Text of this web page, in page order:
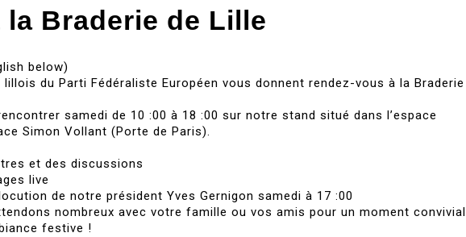
la Braderie de Lille
below)
lillois du Parti Fédéraliste Européen vous donnent rendez-vous à la Braderie
samedi de 10 :00 à 18 :00 sur notre stand situé dans l’espace
Simon Vollant (Porte de Paris).
et des discussions
live
de notre président Yves Gernigon samedi à 17 :00
nombreux avec votre famille ou vos amis pour un moment convivial
festive !